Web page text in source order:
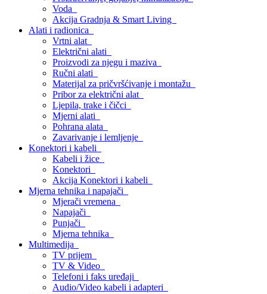
Voda
Akcija Gradnja & Smart Living
Alati i radionica
Vrtni alat
Električni alati
Proizvodi za njegu i maziva
Ručni alati
Materijal za pričvršćivanje i montažu
Pribor za električni alat
Ljepila, trake i čičci
Mjerni alati
Pohrana alata
Zavarivanje i lemljenje
Konektori i kabeli
Kabeli i žice
Konektori
Akcija Konektori i kabeli
Mjerna tehnika i napajači
Mjerači vremena
Napajači
Punjači
Mjerna tehnika
Multimedija
TV prijem
TV & Video
Telefoni i faks uređaji
Audio/Video kabeli i adapteri